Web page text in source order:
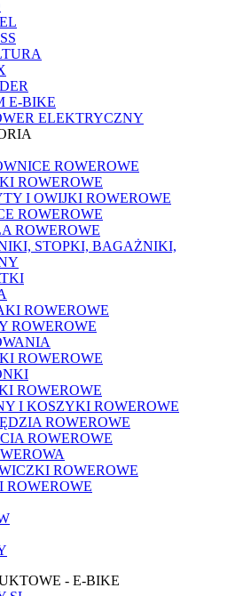
E-BIKE
ELEKTRYCZNY
ROWEROWE
ROWEROWE
I OWIJKI ROWEROWE
ROWEROWE
ROWEROWE
STOPKI, BAGAŻNIKI,
ROWEROWE
ROWEROWE
ROWEROWE
ROWEROWE
I KOSZYKI ROWEROWE
ROWEROWE
ROWEROWE
ROWEROWE
ROWEROWE
- E-BIKE